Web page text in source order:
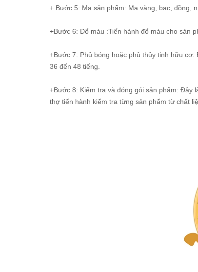
+ Bước 5: Mạ sản phẩm: Mạ vàng, bạc, đồng,
+Bước 6: Đổ màu :Tiến hành đổ màu cho sản
+Bước 7: Phủ bóng hoặc phủ thủy tinh hữu
36 đến 48 tiếng.
+Bước 8: Kiểm tra và đóng gói sản phẩm: Đây
thợ tiến hành kiểm tra từng sản phẩm từ chất